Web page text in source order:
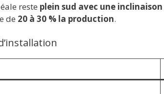
reste plein sud avec une inclinaison
de 20 à 30 % la production.